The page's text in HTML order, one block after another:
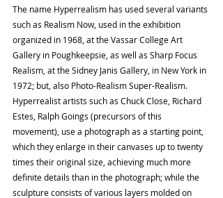
The name Hyperrealism has used several variants
such as Realism Now, used in the exhibition
organized in 1968, at the Vassar College Art
Gallery in Poughkeepsie, as well as Sharp Focus
Realism, at the Sidney Janis Gallery, in New York in
1972; but, also Photo-Realism Super-Realism.
Hyperrealist artists such as Chuck Close, Richard
Estes, Ralph Goings (precursors of this
movement), use a photograph as a starting point,
which they enlarge in their canvases up to twenty
times their original size, achieving much more
definite details than in the photograph; while the
sculpture consists of various layers molded on